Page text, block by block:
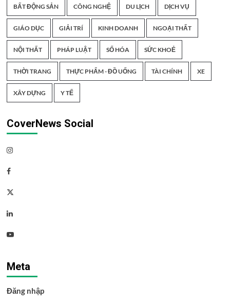
BẤT ĐỘNG SẢN CÔNG NGHỆ DU LỊCH DỊCH VỤ
GIÁO DỤC GIẢI TRÍ KINH DOANH NGOẠI THẤT
NỘI THẤT PHÁP LUẬT SỐ HÓA SỨC KHOẺ
THỜI TRANG THỰC PHẨM - ĐỒ UỐNG TÀI CHÍNH XE
XÂY DỰNG Y TẾ
CoverNews Social
Instagram
Facebook
Twitter
Linkedin
Youtube
Meta
Đăng nhập